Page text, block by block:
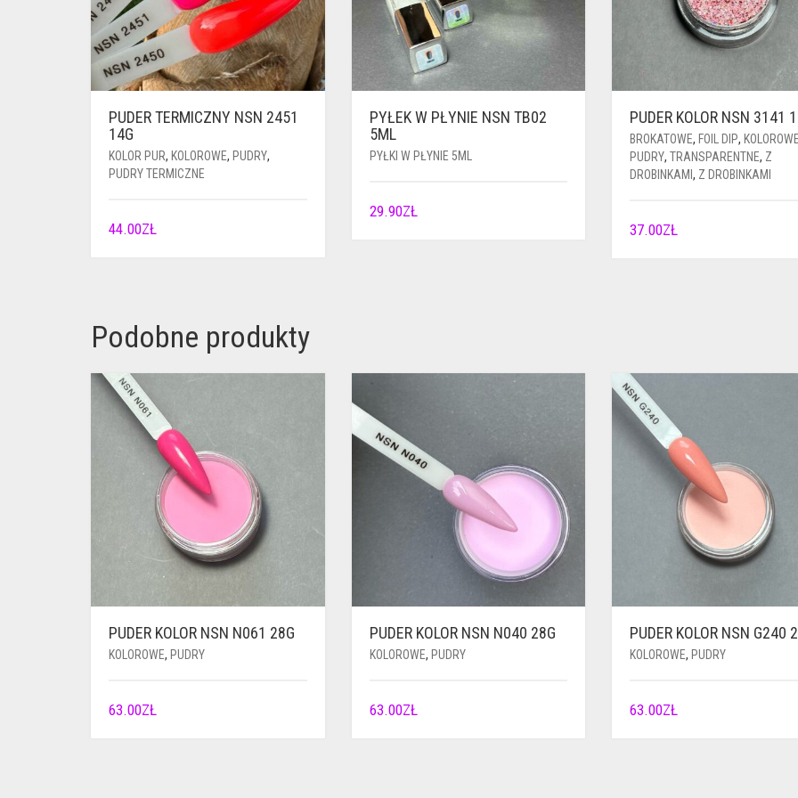
PUDER TERMICZNY NSN 2451
14G
KOLOR PUR, KOLOROWE, PUDRY,
PUDRY TERMICZNE
44.00ZŁ
PYŁEK W PŁYNIE NSN TB02
5ML
PYŁKI W PŁYNIE 5ML
29.90ZŁ
PUDER KOLOR NSN 3141
BROKATOWE, FOIL DIP,
PUDRY, TRANSPARENTNE, Z
DROBINKAMI, Z DROBINKAMI
37.00ZŁ
Podobne produkty
PUDER KOLOR NSN N061 28G
KOLOROWE, PUDRY
63.00ZŁ
PUDER KOLOR NSN N040 28G
KOLOROWE, PUDRY
63.00ZŁ
PUDER KOLOR NSN G240
KOLOROWE, PUDRY
63.00ZŁ